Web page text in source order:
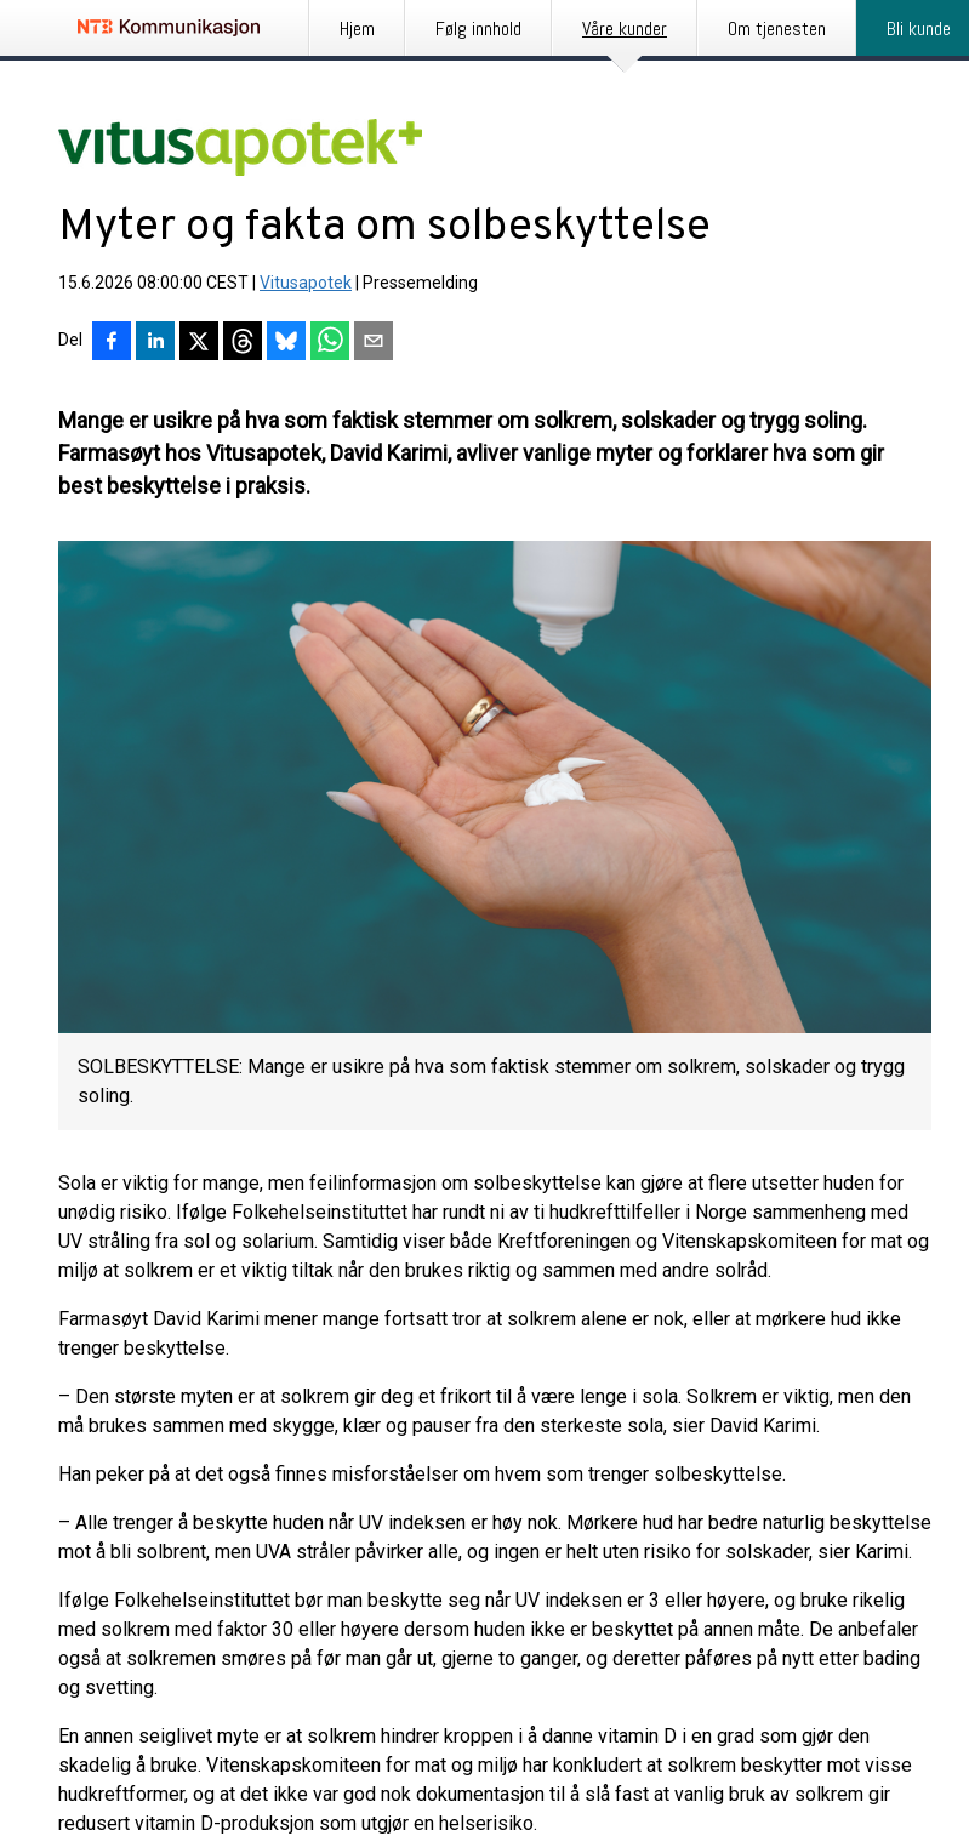
Hjem Følg innhold Våre kunder Om tjenesten Bli kunde
Myter og fakta om solbeskyttelse
15.6.2026 08:00:00 CEST Vitusapotek Pressemelding
Del
Mange er usikre på hva som faktisk stemmer om solkrem, solskader og trygg soling.
Farmasøyt hos Vitusapotek, David Karimi, avliver vanlige myter og forklarer hva som gir
best beskyttelse i praksis.
SOLBESKYTTELSE: Mange er usikre på hva som faktisk stemmer om solkrem, solskader og trygg
soling.
Sola er viktig for mange, men feilinformasjon om solbeskyttelse kan gjøre at flere utsetter huden for
unødig risiko. Ifølge Folkehelseinstituttet har rundt ni av ti hudkrefttilfeller i Norge sammenheng med
UV stråling fra sol og solarium. Samtidig viser både Kreftforeningen og Vitenskapskomiteen for mat og
miljø at solkrem er et viktig tiltak når den brukes riktig og sammen med andre solråd.
Farmasøyt David Karimi mener mange fortsatt tror at solkrem alene er nok, eller at mørkere hud ikke
trenger beskyttelse.
– Den største myten er at solkrem gir deg et frikort til å være lenge i sola. Solkrem er viktig, men den
må brukes sammen med skygge, klær og pauser fra den sterkeste sola, sier David Karimi.
Han peker på at det også finnes misforståelser om hvem som trenger solbeskyttelse.
– Alle trenger å beskytte huden når UV indeksen er høy nok. Mørkere hud har bedre naturlig beskyttelse
mot å bli solbrent, men UVA stråler påvirker alle, og ingen er helt uten risiko for solskader, sier Karimi.
Ifølge Folkehelseinstituttet bør man beskytte seg når UV indeksen er 3 eller høyere, og bruke rikelig
med solkrem med faktor 30 eller høyere dersom huden ikke er beskyttet på annen måte. De anbefaler
også at solkremen smøres på før man går ut, gjerne to ganger, og deretter påføres på nytt etter bading
og svetting.
En annen seiglivet myte er at solkrem hindrer kroppen i å danne vitamin D i en grad som gjør den
skadelig å bruke. Vitenskapskomiteen for mat og miljø har konkludert at solkrem beskytter mot visse
hudkreftformer, og at det ikke var god nok dokumentasjon til å slå fast at vanlig bruk av solkrem gir
redusert vitamin D-produksjon som utgjør en helserisiko.